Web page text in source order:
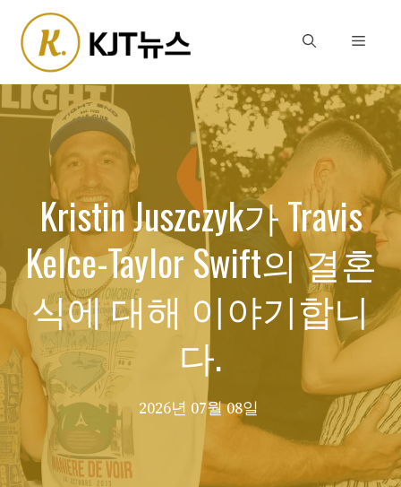
content
Menu
Kristin Juszczyk가 Travis
Kelce-Taylor Swift의 결혼
식에 대해 이야기합니
다.
2026년 07월 08일